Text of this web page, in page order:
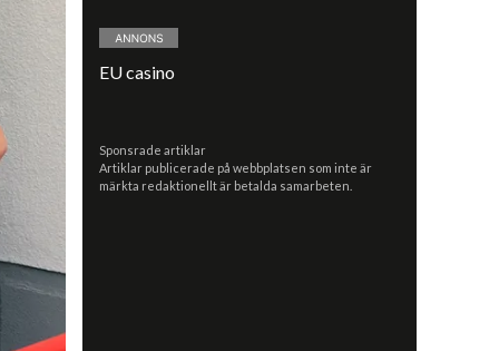
EU casino
Sponsrade artiklar
Artiklar publicerade på webbplatsen som inte är
märkta redaktionellt är betalda samarbeten.